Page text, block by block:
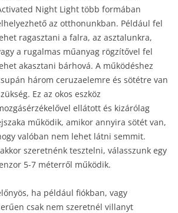
Night Light több formában
az otthonunkban. Például fel
ragasztani a falra, az asztalunkra,
a rugalmas műanyag rögzítővel fel
akasztani bárhová. A működéshez
három ceruzaelemre és sötétre van
Ez az okos eszköz
ellátott és kizárólag
működik, amikor annyira sötét van,
valóban nem lehet látni semmit.
szeretnénk tesztelni, válasszunk egy
5-7 méterről működik.
ha például fiókban, vagy
csak nem szeretnél villanyt